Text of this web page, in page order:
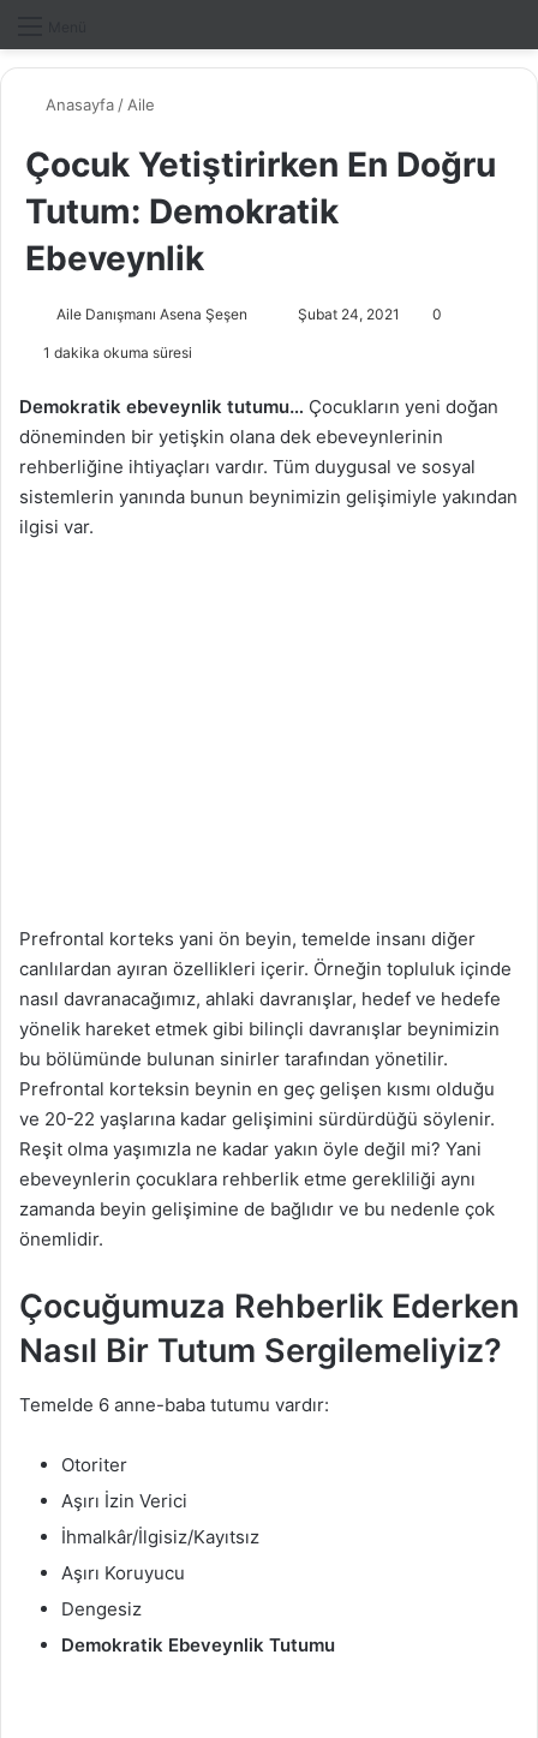
Anasayfa / Aile
Çocuk Yetiştirirken En Doğru
Tutum: Demokratik
Ebeveynlik
Aile Danışmanı Asena Şeşen
e
-
p
Şubat 24, 2021 0
1 dakika okuma süresi
Demokratik ebeveynlik tutumu… Çocukların yeni doğan
döneminden bir yetişkin olana dek ebeveynlerinin
rehberliğine ihtiyaçları vardır. Tüm duygusal ve sosyal
sistemlerin yanında bunun beynimizin gelişimiyle yakından
ilgisi var.
Prefrontal korteks yani ön beyin, temelde insanı diğer
canlılardan ayıran özellikleri içerir. Örneğin topluluk içinde
nasıl davranacağımız, ahlaki davranışlar, hedef ve hedefe
yönelik hareket etmek gibi bilinçli davranışlar beynimizin
bu bölümünde bulunan sinirler tarafından yönetilir.
Prefrontal korteksin beynin en geç gelişen kısmı olduğu
ve 20-22 yaşlarına kadar gelişimini sürdürdüğü söylenir.
Reşit olma yaşımızla ne kadar yakın öyle değil mi? Yani
ebeveynlerin çocuklara rehberlik etme gerekliliği aynı
zamanda beyin gelişimine de bağlıdır ve bu nedenle çok
önemlidir.
Çocuğumuza Rehberlik Ederken
Nasıl Bir Tutum Sergilemeliyiz?
Temelde 6 anne-baba tutumu vardır:
Otoriter
Aşırı İzin Verici
İhmalkâr/İlgisiz/Kayıtsız
Aşırı Koruyucu
Dengesiz
Demokratik Ebeveynlik Tutumu